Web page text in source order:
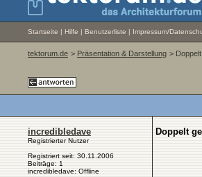
Startseite | Hilfe | Benutzerliste | Impressum/
tektorum.de > Präsentation & Darstellung >
incredibledave
Registrierter Nutzer
Registriert seit: 30.11.2006
Beiträge: 1
incredibledave: Offline
Doppelt